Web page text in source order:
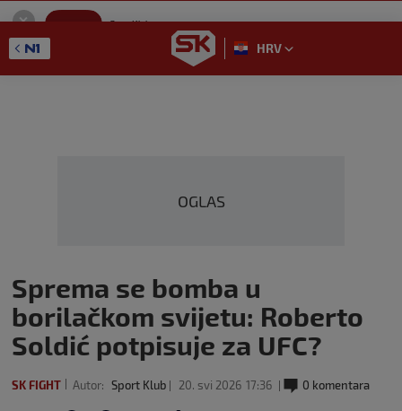
SportKlub
GET - On the Google Play
HRV
OGLAS
Sprema se bomba u
borilačkom svijetu: Roberto
Soldić potpisuje za UFC?
SK FIGHT Autor: Sport Klub 20. svi 2026 17:36 0 komentara